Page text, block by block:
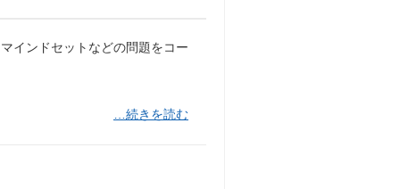
インドセットなどの問題をコー
…続きを読む